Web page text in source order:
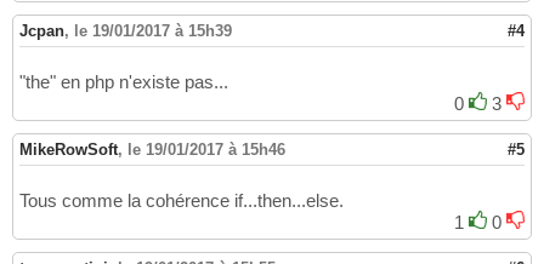
Jcpan, le 19/01/2017 à 15h39 #4
"the" en php n'existe pas...
0
3
MikeRowSoft, le 19/01/2017 à 15h46 #5
Tous comme la cohérence if...then...else.
1
0